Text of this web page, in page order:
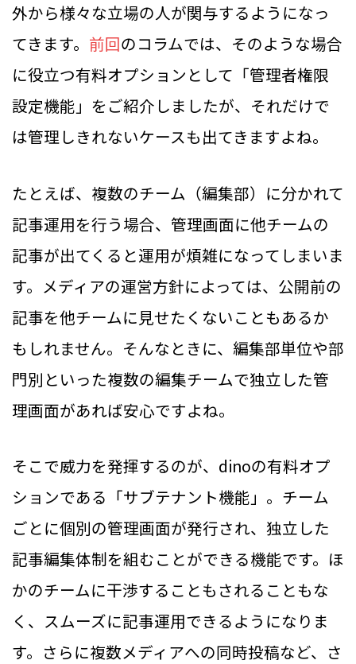
外から様々な立場の人が関与するようになっ
てきます。 前回のコラムでは、そのような場合
に役立つ有料オプションとして「管理者権限
設定機能」をご紹介しましたが、それだけで
は管理しきれないケースも出てきますよね。
たとえば、複数のチーム（編集部）に分かれて
記事運用を行う場合、管理画面に他チームの
記事が出てくると運用が煩雑になってしまいま
す。メディアの運営方針によっては、公開前の
記事を他チームに見せたくないこともあるか
もしれません。そんなときに、編集部単位や部
門別といった複数の編集チームで独立した管
理画面があれば安心ですよね。
そこで威力を発揮するのが、dinoの有料オプ
ションである「サブテナント機能」。チーム
ごとに個別の管理画面が発行され、独立した
記事編集体制を組むことができる機能です。ほ
かのチームに干渉することもされることもな
く、スムーズに記事運用できるようになりま
す。さらに複数メディアへの同時投稿など、さ